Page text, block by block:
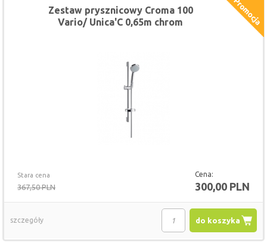
Stara cena
367,50 PLN
Cena:
300,00 PLN
Zestaw prysznicowy Croma 100
Vario/ Unica'C 0,65m chrom
do koszyka
szczegóły